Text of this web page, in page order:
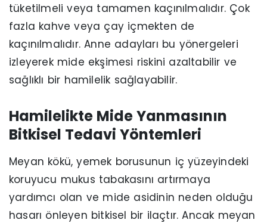
tüketilmeli veya tamamen kaçınılmalıdır. Çok
fazla kahve veya çay içmekten de
kaçınılmalıdır. Anne adayları bu yönergeleri
izleyerek mide ekşimesi riskini azaltabilir ve
sağlıklı bir hamilelik sağlayabilir.
Hamilelikte Mide Yanmasının
Bitkisel Tedavi Yöntemleri
Meyan kökü, yemek borusunun iç yüzeyindeki
koruyucu mukus tabakasını artırmaya
yardımcı olan ve mide asidinin neden olduğu
hasarı önleyen bitkisel bir ilaçtır. Ancak meyan